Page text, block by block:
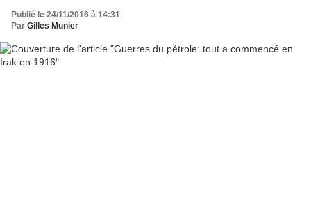
Publié le 24/11/2016 à 14:31
Par Gilles Munier